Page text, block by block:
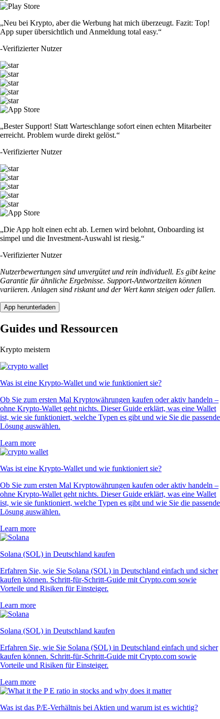
„Neu bei Krypto, aber die Werbung hat mich überzeugt. Fazit: Top!
App super übersichtlich und Anmeldung total easy.“
-Verifizierter Nutzer
„Bester Support! Statt Warteschlange sofort einen echten Mitarbeiter
erreicht. Problem wurde direkt gelöst.“
-Verifizierter Nutzer
„Die App holt einen echt ab. Lernen wird belohnt, Onboarding ist
simpel und die Investment-Auswahl ist riesig.“
-Verifizierter Nutzer
Nutzerbewertungen sind unvergütet und rein individuell. Es gibt keine
Garantie für ähnliche Ergebnisse. Support-Antwortzeiten können
variieren. Anlagen sind riskant und der Wert kann steigen oder fallen.
App herunterladen
Guides und Ressourcen
Krypto meistern
Was ist eine Krypto-Wallet und wie funktioniert sie?
Ob Sie zum ersten Mal Kryptowährungen kaufen oder aktiv handeln –
ohne Krypto-Wallet geht nichts. Dieser Guide erklärt, was eine Wallet
ist, wie sie funktioniert, welche Typen es gibt und wie Sie die passende
Lösung auswählen.
Learn more
Was ist eine Krypto-Wallet und wie funktioniert sie?
Ob Sie zum ersten Mal Kryptowährungen kaufen oder aktiv handeln –
ohne Krypto-Wallet geht nichts. Dieser Guide erklärt, was eine Wallet
ist, wie sie funktioniert, welche Typen es gibt und wie Sie die passende
Lösung auswählen.
Learn more
Solana (SOL) in Deutschland kaufen
Erfahren Sie, wie Sie Solana (SOL) in Deutschland einfach und sicher
kaufen können. Schritt-für-Schritt-Guide mit Crypto.com sowie
Vorteile und Risiken für Einsteiger.
Learn more
Solana (SOL) in Deutschland kaufen
Erfahren Sie, wie Sie Solana (SOL) in Deutschland einfach und sicher
kaufen können. Schritt-für-Schritt-Guide mit Crypto.com sowie
Vorteile und Risiken für Einsteiger.
Learn more
Was ist das P/E-Verhältnis bei Aktien und warum ist es wichtig?